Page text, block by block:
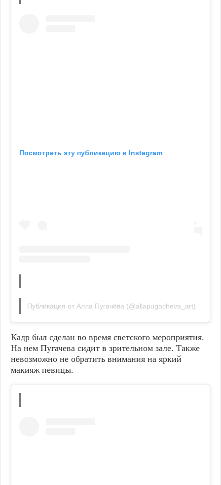
Посмотреть эту публикацию в Instagram
Публикация от Алла Пугачёва (@allapugacheva_art)
Кадр был сделан во время светского мероприятия.
На нем Пугачева сидит в зрительном зале. Также
невозможно не обратить внимания на яркий
макияж певицы.